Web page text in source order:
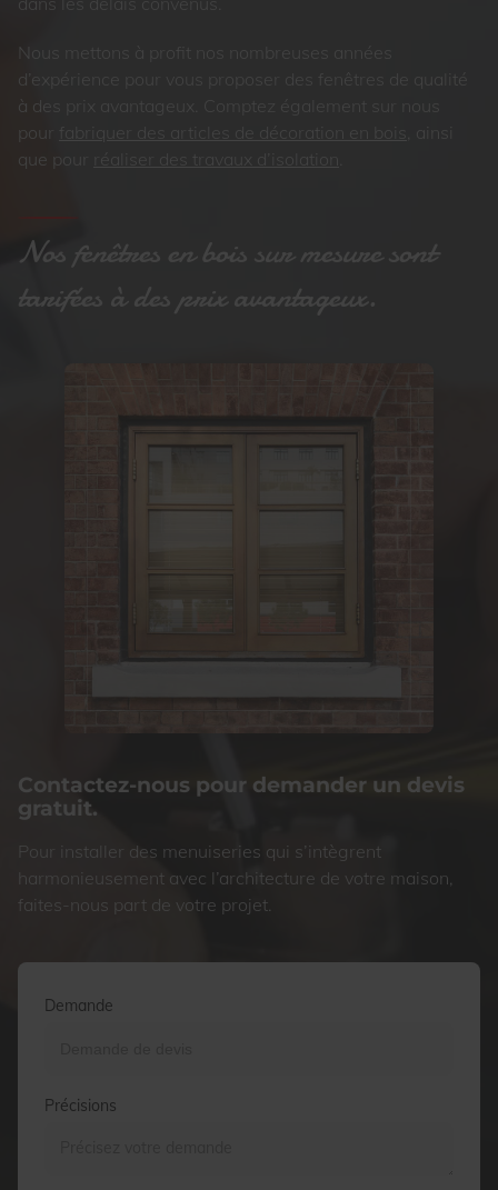
Nous mettons à profit nos nombreuses années
d’expérience pour vous proposer des fenêtres de qualité
à des prix avantageux. Comptez également sur nous
pour fabriquer des articles de décoration en bois
, ainsi
que pour
Nos fenêtres en bois sur mesure sont
tarifées à des prix avantageux.
Contactez-nous pour demander un devis
gratuit.
Pour installer des menuiseries qui s’intègrent
harmonieusement avec l’architecture de votre maison,
faites-nous part de votre projet.
Demande
Précisions